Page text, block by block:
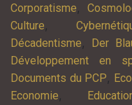
Corporatisme,
Culture,
Décadentisme, Der
Développement en
Documents du PCP,
Economie,